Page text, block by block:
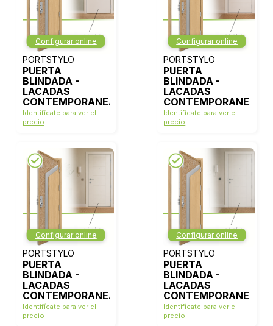
Configurar online
PORTSTYLO
PUERTA
BLINDADA -
LACADAS
CONTEMPORANEAS
- MODELO 2001 -
BLANCO LACA
Identifícate para ver el
precio
Configurar online
PORTSTYLO
PUERTA
BLINDADA -
LACADAS
CONTEMPORANEAS
- MODELO 2003 -
BLANCO LACA
Identifícate para ver el
precio
Configurar online
PORTSTYLO
PUERTA
BLINDADA -
LACADAS
CONTEMPORANEAS
- MODELO 2008 -
BLANCO LACA
Identifícate para ver el
precio
Configurar online
PORTSTYLO
PUERTA
BLINDADA -
LACADAS
CONTEMPORANEAS
- MODELO 2016 -
BLANCO LACA
Identifícate para ver el
precio